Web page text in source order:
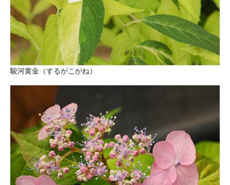
駿河黄金（するがこがね）